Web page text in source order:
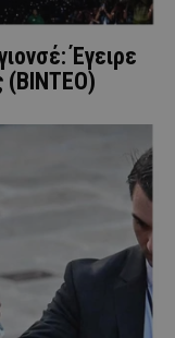
Έγειρε
(ΒΙΝΤΕΟ)